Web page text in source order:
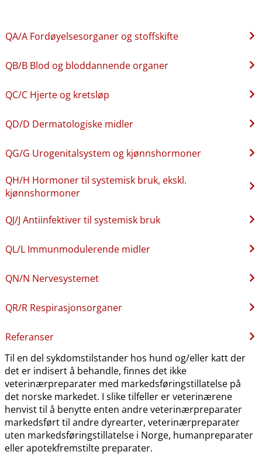
QA​/​A Fordøyelsesorganer og stoffskifte
QB​/​B Blod og bloddannende organer
QC​/​C Hjerte og kretsløp
QD​/​D Dermatologiske midler
QG​/​G Urogenitalsystem og kjønnshormoner
QH​/​H Hormoner til systemisk bruk, ekskl.
kjønnshormoner
QJ​/​J Antiinfektiver til systemisk bruk
QL​/​L Immunmodulerende midler
QN​/​N Nervesystemet
QR​/​R Respirasjonsorganer
Referanser
Til en del sykdomstilstander hos hund og​/​eller katt der
det er indisert å behandle, finnes det ikke
veterinærpreparater med markedsføringstillatelse på
det norske markedet. I slike tilfeller er veterinærene
henvist til å benytte enten andre veterinærpreparater
markedsført til andre dyrearter, veterinærpreparater
uten markedsføringstillatelse i Norge, humanpreparater
eller apotekfremstilte preparater.